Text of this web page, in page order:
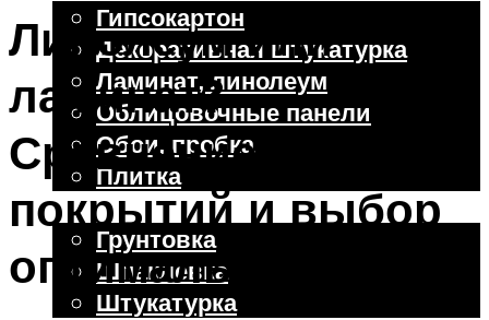
Гипсокартон
Декоративная штукатурка
Ламинат, линолеум
Облицовочные панели
Обои, пробка
Плитка
Отделочные работы
Грунтовка
Шпаклевка
Штукатурка
Линолеум или
ламинат?
Сравнение
покрытий и выбор
оптимального